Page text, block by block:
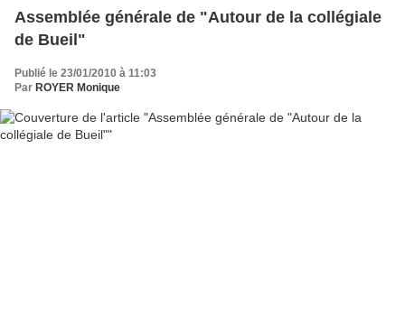
Assemblée générale de "Autour de la collégiale
de Bueil"
Publié le 23/01/2010 à 11:03
Par ROYER Monique